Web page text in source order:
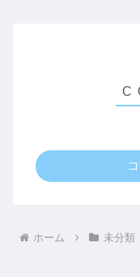
ホーム 未分類